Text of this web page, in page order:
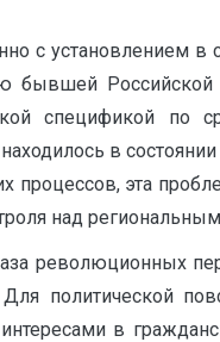
с установлением
бывшей
спецификой по
в
процессов, эта
над
революционных
политической
в